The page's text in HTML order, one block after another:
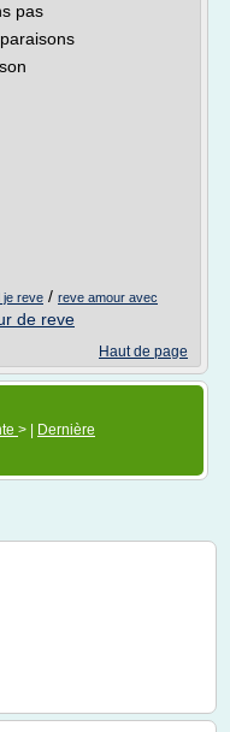
pas
je reve / reve amour avec
de reve
Haut de page
> |
Dernière